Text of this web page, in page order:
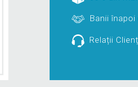
Banii
Relații